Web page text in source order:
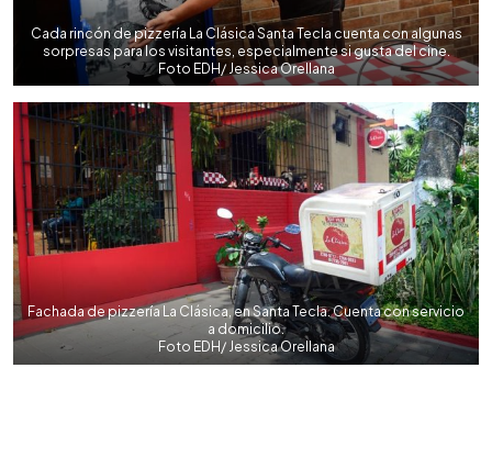
Cada rincón de pizzería La Clásica Santa Tecla cuenta con algunas
sorpresas para los visitantes, especialmente si gusta del cine.
Foto EDH/ Jessica Orellana
Fachada de pizzería La Clásica, en Santa Tecla. Cuenta con servicio
a domicilio.
Foto EDH/ Jessica Orellana